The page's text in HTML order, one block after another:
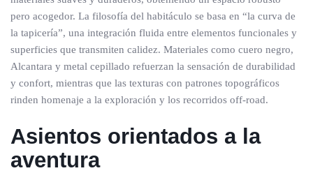
pero acogedor. La filosofía del habitáculo se basa en “la curva de
la tapicería”, una integración fluida entre elementos funcionales y
superficies que transmiten calidez. Materiales como cuero negro,
Alcantara y metal cepillado refuerzan la sensación de durabilidad
y confort, mientras que las texturas con patrones topográficos
rinden homenaje a la exploración y los recorridos off-road.
Asientos orientados a la
aventura